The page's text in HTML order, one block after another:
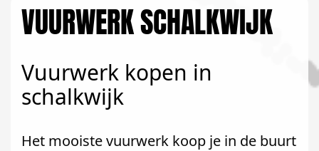
VUURWERK SCHALKWIJK
Vuurwerk kopen in
schalkwijk
Het mooiste vuurwerk koop je in de buurt